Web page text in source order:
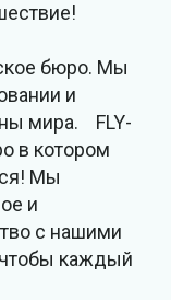
бюро. Мы
и
мира. FLY-
в котором
Мы
и
с нашими
каждый